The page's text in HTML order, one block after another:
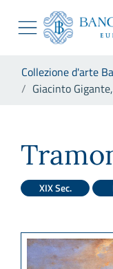
Skip to Main Content
Vai al sito
Vai al menu di
Vai alla ricerca
Vai al footer
Collezione d'arte
Giacinto
XIX Sec.